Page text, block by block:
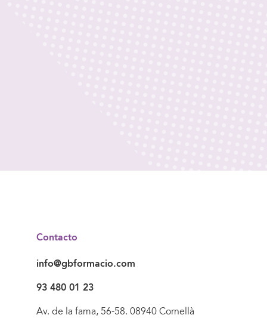
Contacto
info@gbformacio.com
93 480 01 23
Av. de la fama, 56-58. 08940 Cornellà